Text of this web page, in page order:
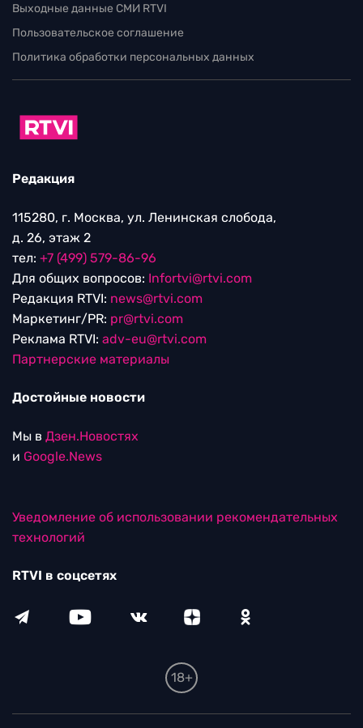
Выходные данные СМИ RTVI
Пользовательское соглашение
Политика обработки персональных данных
Редакция
115280, г. Москва, ул. Ленинская слобода,
д. 26, этаж 2
тел: +7 (499) 579-86-96
Для общих вопросов: Infortvi@rtvi.com
Редакция RTVI: news@rtvi.com
Маркетинг/PR: pr@rtvi.com
Реклама RTVI: adv-eu@rtvi.com
Партнерские материалы
Достойные новости
Мы в Дзен.Новостях
и Google.News
Уведомление об использовании рекомендательных
технологий
RTVI в соцсетях
18+